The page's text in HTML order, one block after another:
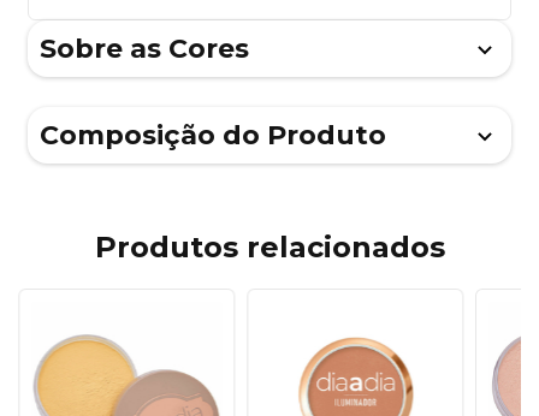
Sobre as Cores
Composição do Produto
Produtos relacionados